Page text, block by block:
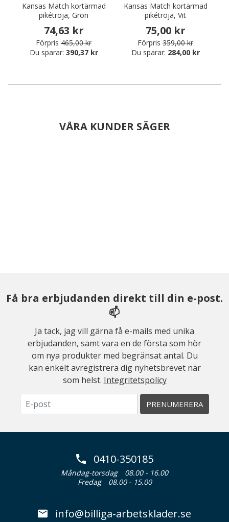
Kansas Match kortärmad
pikétröja, Grön
74,63 kr
Förpris 465,00 kr
Du sparar: 390,37 kr
Kansas Match kortärmad
pikétröja, Vit
75,00 kr
Förpris 359,00 kr
Du sparar: 284,00 kr
VÅRA KUNDER SÄGER
Få bra erbjudanden direkt till din e-post.
📫
Ja tack, jag vill gärna få e-mails med unika
erbjudanden, samt vara en de första som hör
om nya produkter med begränsat antal. Du
kan enkelt avregistrera dig nyhetsbrevet när
som helst. Integritetspolicy
PRENUMERERA
0410-350185
Måndag-torsdag
08.00 - 16.00
Fredag
08.00 - 15.00
info@billiga-arbetsklader.se